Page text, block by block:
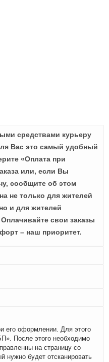
средствами курьеру
Вас это самый удобный
«Оплата при
или, если Вы
сообщите об этом
не только для жителей
и для жителей
свои заказы
– наш приоритет.
его оформлении. Для этого
После этого необходимо
на страницу со
нужно будет отсканировать